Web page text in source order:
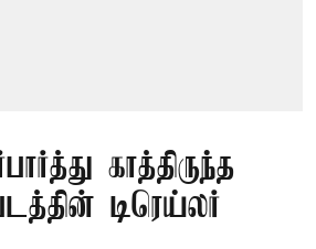
காத்திருந்த
டிரெய்லர்